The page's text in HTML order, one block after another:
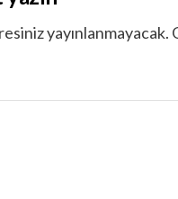
yayınlanmayacak.